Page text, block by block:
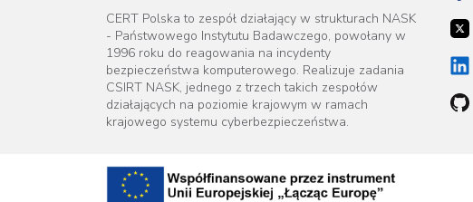
CERT Polska to zespół działający w strukturach NASK
- Państwowego Instytutu Badawczego, powołany w
1996 roku do reagowania na incydenty
bezpieczeństwa komputerowego. Realizuje zadania
CSIRT NASK, jednego z trzech takich zespołów
działających na poziomie krajowym w ramach
krajowego systemu cyberbezpieczeństwa.